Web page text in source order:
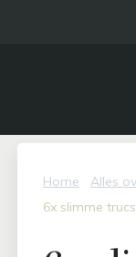
Home
Alles
6x slimme